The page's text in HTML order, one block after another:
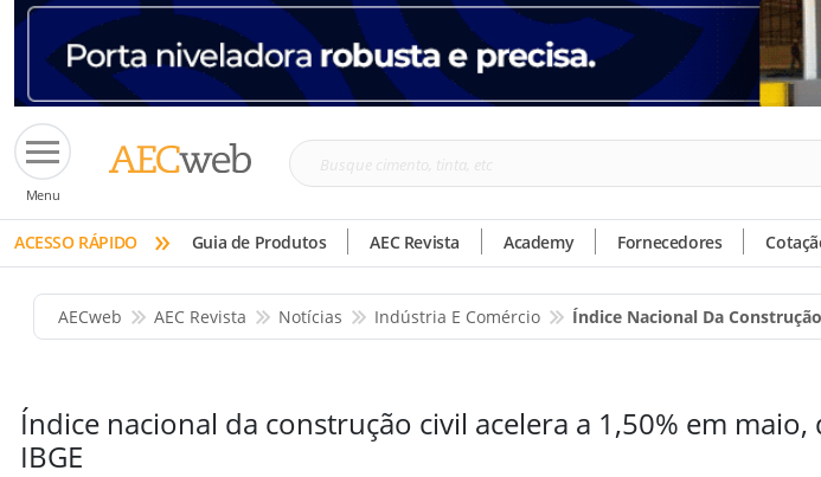
Menu
Busque
tinta,
etc
ACESSO RÁPIDO » Guia de Produtos AEC Revista Academy Fornecedores
AECweb AEC Revista Notícias Indústria E Comércio Índice Nacional Da
Índice nacional da construção civil acelera a 1,50% em maio,
IBGE